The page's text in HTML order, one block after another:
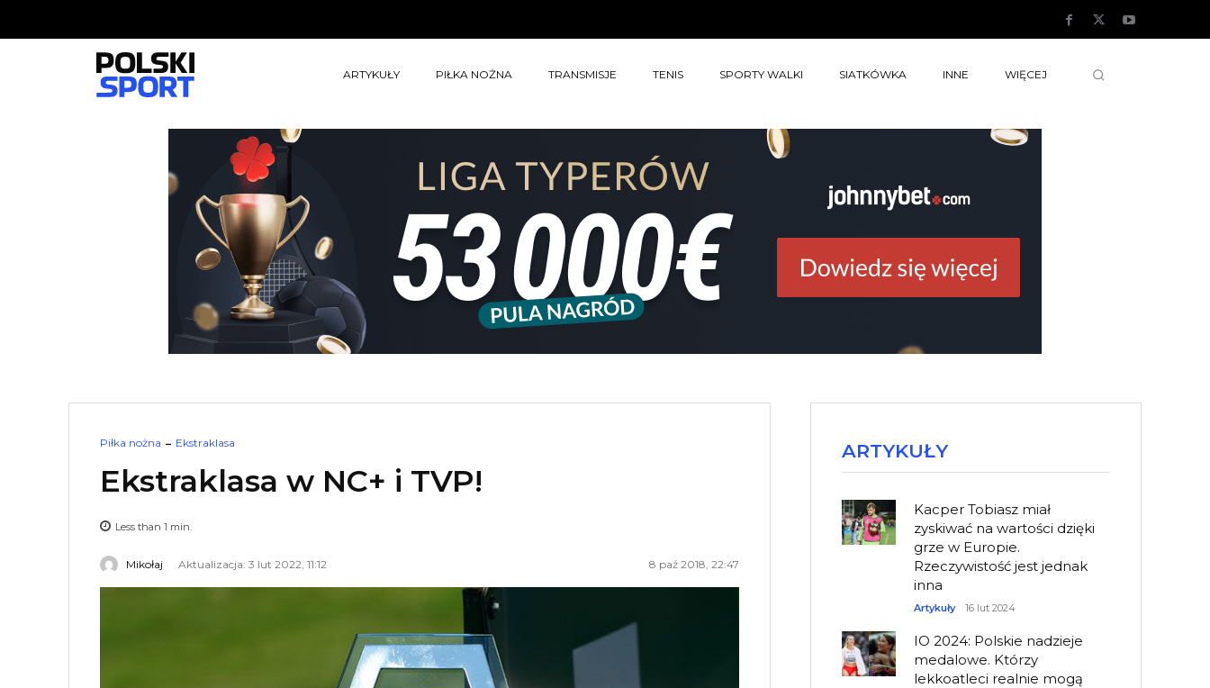
ARTYKUŁY PIŁKA NOŻNA TRANSMISJE TENIS SPORTY WALKI SIATKÓWKA INNE WIĘCEJ
Piłka nożna Ekstraklasa
Ekstraklasa w NC+ i TVP!
Less than 1 min.
Mikołaj Aktualizacja: 3 lut 2022, 11:12 8 paź 2018, 22:47
ARTYKUŁY
Kacper Tobiasz miał
zyskiwać na wartości dzięki
grze w Europie.
Rzeczywistość jest jednak
inna
Artykuły 16 lut 2024
IO 2024: Polskie nadzieje
medalowe. Którzy
lekkoatleci realnie mogą